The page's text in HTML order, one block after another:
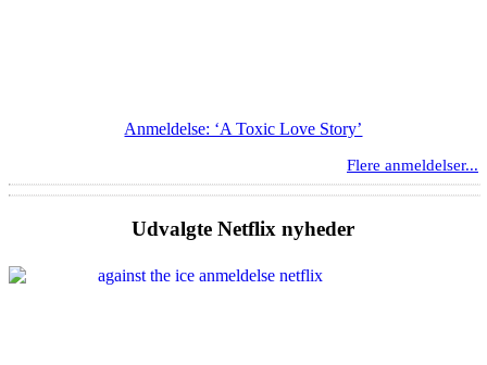
Anmeldelse: ‘A Toxic Love Story’
Flere anmeldelser...
Udvalgte Netflix nyheder